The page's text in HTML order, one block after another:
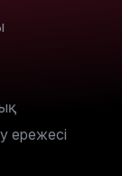
ережесі